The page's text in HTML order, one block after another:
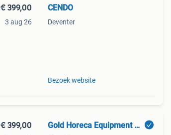
€ 399,00
3 aug 26
CENDO
Deventer
Bezoek website
€ 399,00 Gold Horeca Equipment B.V.